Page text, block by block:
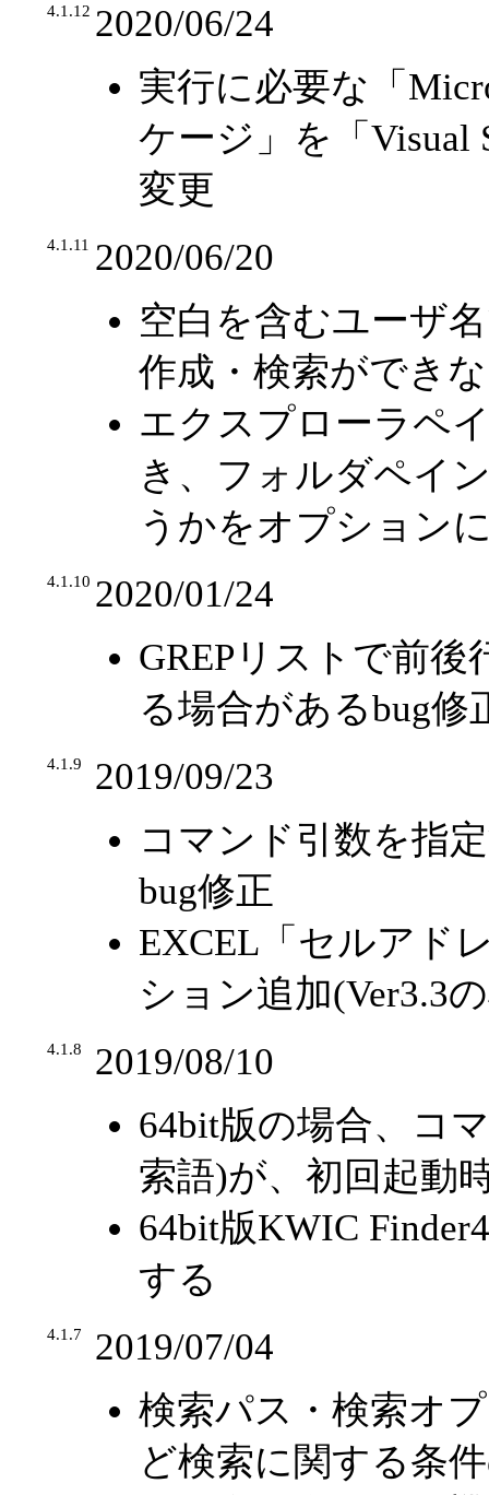
4.1.12 2020/06/24
実行に必要な「
ケージ」を「Visual
変更
4.1.11 2020/06/20
空白を含むユーザ
作成・検索ができ
エクスプローラペ
き、フォルダペイ
うかをオプション
4.1.10 2020/01/24
GREPリストで前
る場合があるbug修
4.1.9
2019/09/23
コマンド引数を指
bug修正
EXCEL「セルアド
ション追加(Ver3.3
4.1.8
2019/08/10
64bit版の場合、コ
索語)が、初回起動
64bit版KWIC
する
4.1.7
2019/07/04
検索パス・検索オ
ど検索に関する条